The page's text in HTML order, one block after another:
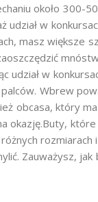
około 300-
w
masz większe
w
Wbrew
obcasa, który
okazję.Buty,
rozmiarach
Zauważysz, jak